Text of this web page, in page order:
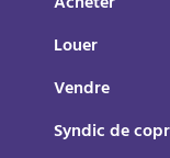
Louer
Vendre
Syndic de